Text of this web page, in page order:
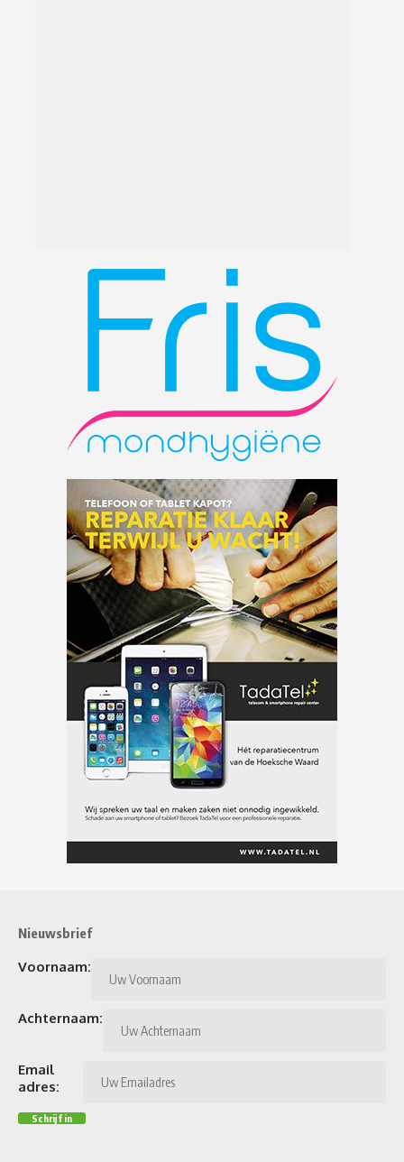
Nieuwsbrief
Voornaam:
Achternaam:
Email
adres: